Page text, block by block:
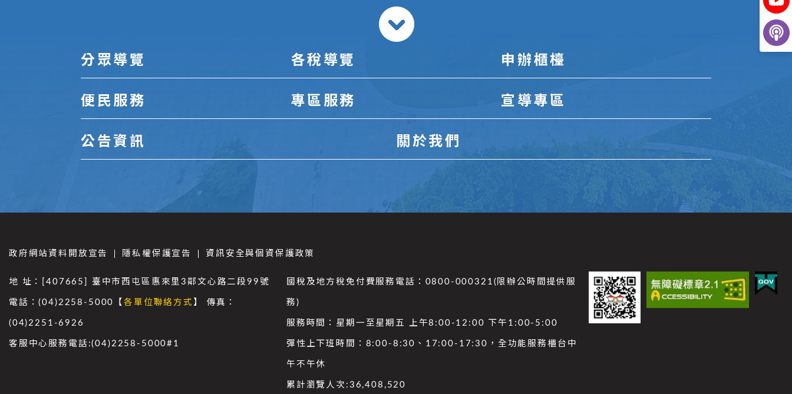
分眾導覽 各稅導覽 申辦櫃檯
便民服務 專區服務 宣導專區
公告資訊 關於我們
政府網站資料開放宣告 隱私權保護宣告 資訊安全與個資保護政策
地 址：[407665] 臺中市西屯區惠來里3鄰文心路二段99號
電話：(04)2258-5000【各單位聯絡方式 】 傳真：
(04)2251-6926
客服中心服務電話:(04)2258-5000#1
國稅及地方稅免付費服務電話：0800-000321(限辦公時間提供服
務)
服務時間：星期一至星期五 上午8:00-12:00 下午1:00-5:00
彈性上下班時間：8:00-8:30、17:00-17:30，全功能服務櫃台中
午不午休
累計瀏覽人次: 36,408,520